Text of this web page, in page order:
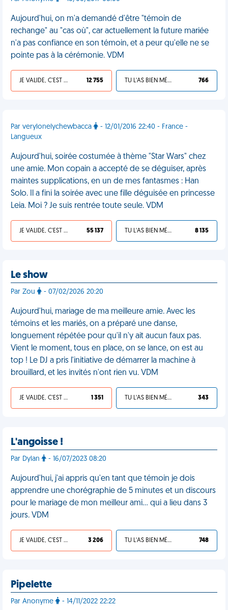
Aujourd'hui, on m'a demandé d'être "témoin de
rechange" au "cas où", car actuellement la future mariée
n'a pas confiance en son témoin, et a peur qu'elle ne se
pointe pas à la cérémonie. VDM
JE VALIDE, C'EST UNE VDM 12 755 TU L'AS BIEN MÉRITÉ 766
Par verylonelychewbacca
- 12/01/2016 22:40 - France -
Langueux
Aujourd'hui, soirée costumée à thème "Star Wars" chez
une amie. Mon copain a accepté de se déguiser, après
maintes supplications, en un de mes fantasmes : Han
Solo. Il a fini la soirée avec une fille déguisée en princesse
Leia. Moi ? Je suis rentrée toute seule. VDM
JE VALIDE, C'EST UNE VDM 55 137 TU L'AS BIEN MÉRITÉ 8 135
Le show
Par Zou - 07/02/2026 20:20
Aujourd'hui, mariage de ma meilleure amie. Avec les
témoins et les mariés, on a préparé une danse,
longuement répétée pour qu'il n'y ait aucun faux pas.
Vient le moment, tous en place, on se lance, on est au
top ! Le DJ a pris l'initiative de démarrer la machine à
brouillard, et les invités n'ont rien vu. VDM
JE VALIDE, C'EST UNE VDM 1 351 TU L'AS BIEN MÉRITÉ 343
L'angoisse !
Par Dylan - 16/07/2023 08:20
Aujourd'hui, j'ai appris qu'en tant que témoin je dois
apprendre une chorégraphie de 5 minutes et un discours
pour le mariage de mon meilleur ami… qui a lieu dans 3
jours. VDM
JE VALIDE, C'EST UNE VDM 3 206 TU L'AS BIEN MÉRITÉ 748
Pipelette
Par Anonyme - 14/11/2022 22:22